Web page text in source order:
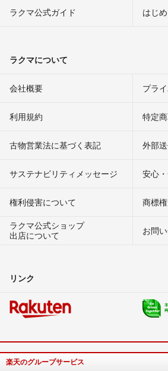
ラクマ公式ガイド はじ
ラクマについて
会社概要 プラ
利用規約 特定
古物営業法に基づく表記 外部
サステナビリティメッセージ 安心
権利侵害について
商標
ラクマ公式ショップ
出店について
お問
リンク
楽天のグループサービス